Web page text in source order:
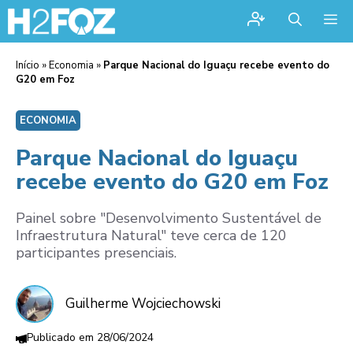
Início »Economia » Parque Nacional do Iguaçu recebe evento do
G20 em Foz
ECONOMIA
Parque Nacional do Iguaçu
recebe evento do G20 em Foz
Painel sobre "Desenvolvimento Sustentável de
Infraestrutura Natural" teve cerca de 120
participantes presenciais.
Guilherme Wojciechowski
28/06/2024